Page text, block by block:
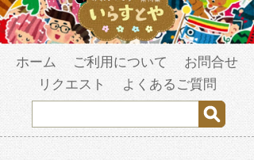
ホーム ご利用について
お問合せ
リクエスト
よくあるご質問